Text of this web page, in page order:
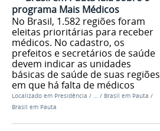
programa Mais Médicos
No Brasil, 1.582 regiões foram
eleitas prioritárias para receber
médicos. No cadastro, os
prefeitos e secretários de saúde
devem indicar as unidades
básicas de saúde de suas regiões
em que há falta de médicos
Localizado em Presidência / / Brasil em Pauta /
Brasil em Pauta